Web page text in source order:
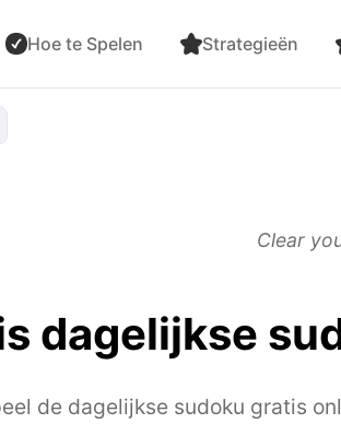
Hoe te Spelen Strategieën
Clear
dagelijkse
de dagelijkse sudoku gratis